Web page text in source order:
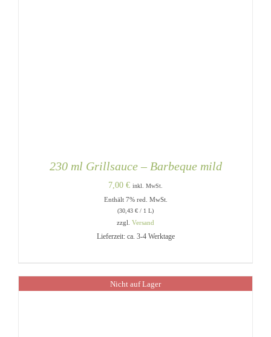
230 ml Grillsauce – Barbeque mild
7,00 € inkl. MwSt.
Enthält 7% red. MwSt.
(30,43 € / 1 L)
zzgl. Versand
Lieferzeit: ca. 3-4 Werktage
Nicht auf Lager